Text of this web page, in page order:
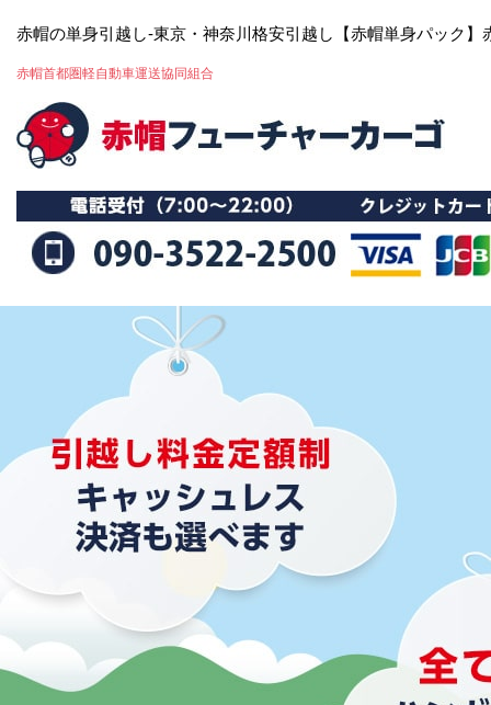
赤帽の単身引越し-東京・神奈川格安引越し【赤帽単身パック】
赤帽首都圏軽自動車運送協同組合